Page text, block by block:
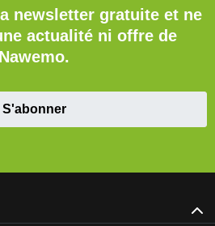
newsletter gratuite et ne
actualité ni offre de
Nawemo.
S'abonner